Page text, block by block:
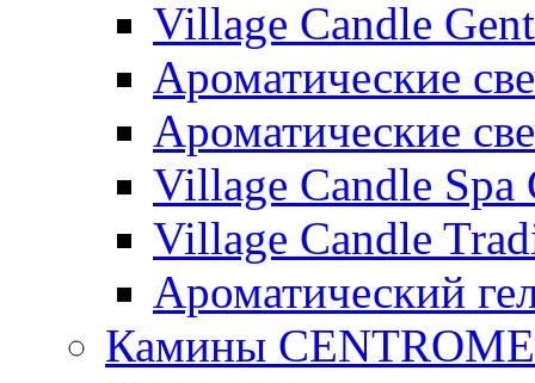
Village Candle
Ароматические
Ароматические
Village Candle Spa
Village Candle
Ароматический
Камины